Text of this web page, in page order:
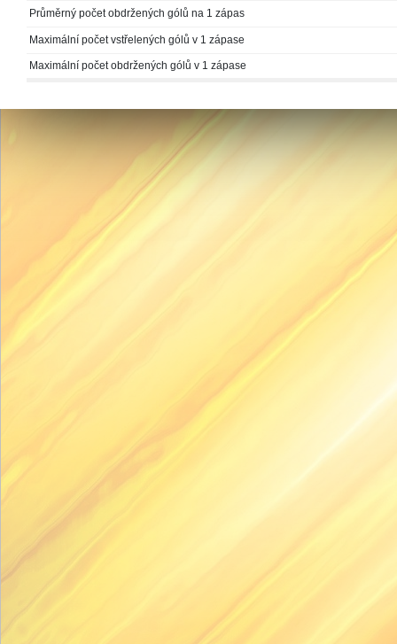
Průměrný počet obdržených gólů na 1 zápas
Maximální počet vstřelených gólů v 1 zápase
Maximální počet obdržených gólů v 1 zápase